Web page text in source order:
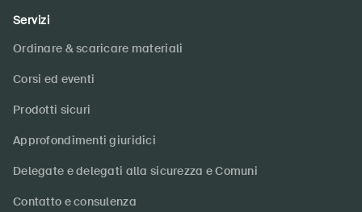
Servizi
Ordinare & scaricare materiali
Corsi ed eventi
Prodotti sicuri
Approfondimenti giuridici
Delegate e delegati alla sicurezza e Comuni
Contatto e consulenza